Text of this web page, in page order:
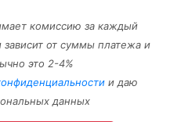
комиссию за каждый
от суммы платежа и
это 2-4%
и даю
данных